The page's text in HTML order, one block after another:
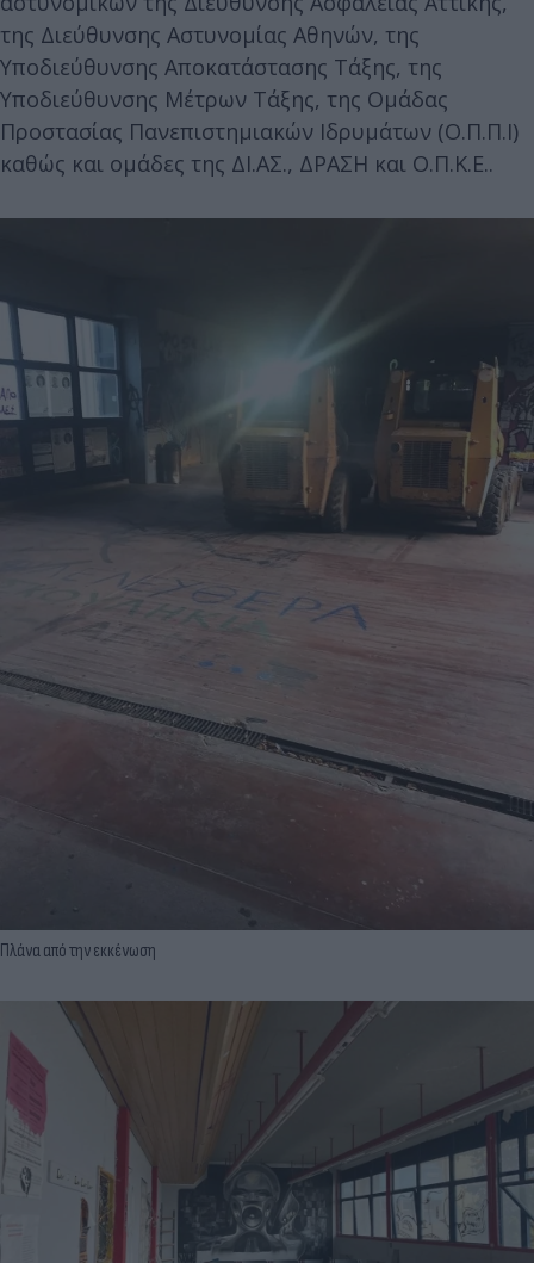
της Διεύθυνσης Αστυνομίας Αθηνών, της
Υποδιεύθυνσης Αποκατάστασης Τάξης, της
Υποδιεύθυνσης Μέτρων Τάξης, της Ομάδας
Προστασίας Πανεπιστημιακών Ιδρυμάτων (Ο.Π.Π.Ι)
καθώς και ομάδες της ΔΙ.ΑΣ., ΔΡΑΣΗ και Ο.Π.Κ.Ε..
Πλάνα από την εκκένωση